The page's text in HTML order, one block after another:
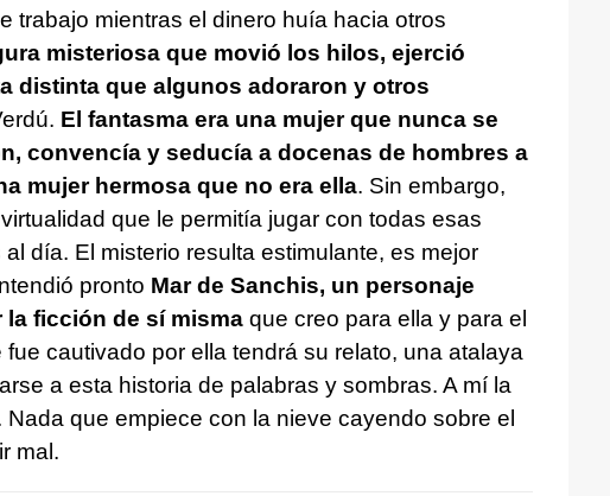
trabajo mientras el dinero huía hacia otros
misteriosa que movió los hilos, ejerció
distinta que algunos adoraron y otros
El fantasma era una mujer que nunca se
convencía y seducía a docenas de hombres a
mujer hermosa que no era ella. Sin embargo,
que le permitía jugar con todas esas
día. El misterio resulta estimulante, es mejor
pronto Mar de Sanchis, un personaje
ficción de sí mismaque creo para ella y para el
cautivado por ella tendrá su relato, una atalaya
a esta historia de palabras y sombras. A mí la
que empiece con la nieve cayendo sobre el
mal.